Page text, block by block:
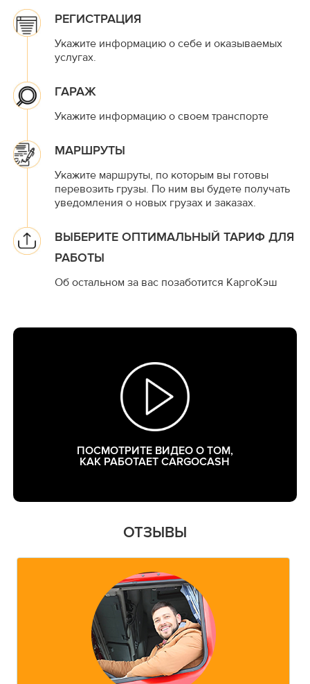
РЕГИСТРАЦИЯ
Укажите информацию о себе и оказываемых
услугах.
ГАРАЖ
Укажите информацию о своем транспорте
МАРШРУТЫ
Укажите маршруты, по которым вы готовы
перевозить грузы. По ним вы будете получать
уведомления о новых грузах и заказах.
ВЫБЕРИТЕ ОПТИМАЛЬНЫЙ ТАРИФ ДЛЯ
РАБОТЫ
Об остальном за вас позаботится КаргоКэш
ПОСМОТРИТЕ ВИДЕО О ТОМ,
КАК РАБОТАЕТ CARGOCASH
ОТЗЫВЫ